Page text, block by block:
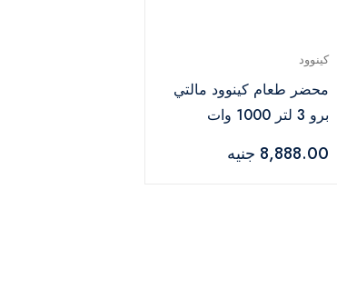
كينوود
محضر طعام كينوود مالتي
برو 3 لتر 1000 وات
FDP65.400WH
8,888.00 جنيه